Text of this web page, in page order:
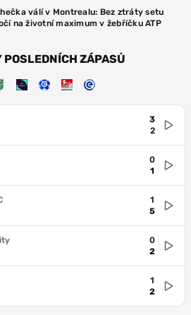
válí v Montrealu: Bez ztráty setu
na životní maximum v žebříčku ATP
POSLEDNÍCH ZÁPASŮ
3
2
0
1
1
5
0
2
1
2